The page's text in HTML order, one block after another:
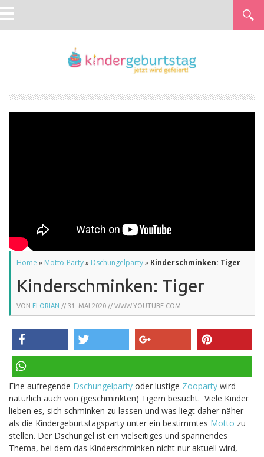
Home » Motto-Party» Dschungelparty» Kinderschminken: Tiger
Kinderschminken: Tiger
VON FLORIAN // 31. MAI 2020 // WWW.YOUTUBE.COM
teilen
teilen
Eine aufregende Dschungelparty oder lustige Zooparty wird
natürlich auch von (geschminkten) Tigern besucht. Viele Kinder
lieben es, sich schminken zu lassen und was liegt daher näher
als die Kindergeburtstagsparty unter ein bestimmtes Motto zu
stellen. Der Dschungel ist ein vielseitiges und spannendes
Thema, bei dem das Kinderschminken nicht nur aktuell wird,